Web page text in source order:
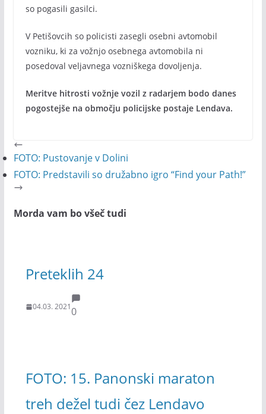
so pogasili gasilci.
V Petišovcih so policisti zasegli osebni avtomobil
vozniku, ki za vožnjo osebnega avtomobila ni
posedoval veljavnega vozniškega dovoljenja.
Meritve hitrosti vožnje vozil z radarjem bodo danes
pogostejše na območju policijske postaje Lendava.
FOTO: Pustovanje v Dolini
FOTO: Predstavili so družabno igro “Find your Path!”
Morda vam bo všeč tudi
Preteklih 24
04.03. 20210
FOTO: 15. Panonski maraton
treh dežel tudi čez Lendavo